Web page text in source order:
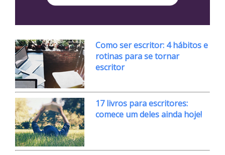
Como ser escritor: 4 hábitos e
rotinas para se tornar
escritor
17 livros para escritores:
comece um deles ainda hoje!